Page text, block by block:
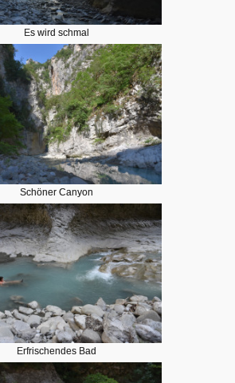
Es wird schmal
Schöner Canyon
Erfrischendes Bad